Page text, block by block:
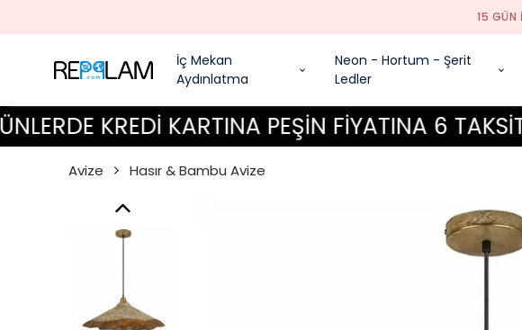
İç Mekan
Aydınlatma
Neon - Hortum - Şerit
Ledler
KREDİ KARTINA PEŞİN FİYATINA 6 TAKSİT
Avize Hasır & Bambu Avize